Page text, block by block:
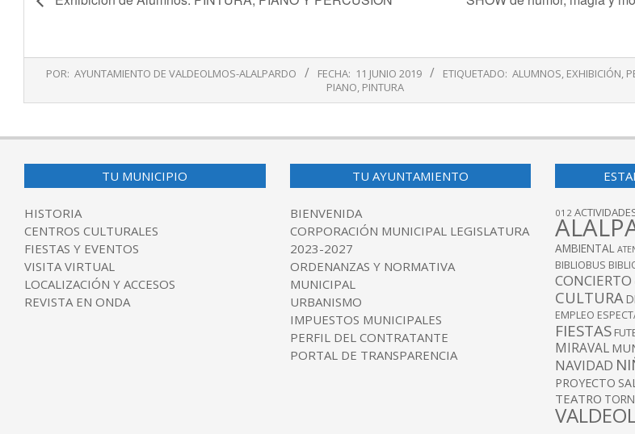
11
POR: AYUNTAMIENTO DE VALDEOLMOS-ALALPARDO FECHA: 11 JUNIO 2019 ETIQUETADO: ALUMNOS, EXHIBICIÓN,
PIANO, PINTURA
TU MUNICIPIO
HISTORIA
CENTROS CULTURALES
FIESTAS Y EVENTOS
VISITA VIRTUAL
LOCALIZACIÓN Y ACCESOS
REVISTA EN ONDA
TU AYUNTAMIENTO
BIENVENIDA
CORPORACIÓN MUNICIPAL LEGISLATURA
2023-2027
ORDENANZAS Y NORMATIVA
MUNICIPAL
URBANISMO
IMPUESTOS MUNICIPALES
PERFIL DEL CONTRATANTE
PORTAL DE TRANSPARENCIA
012
AMBIENTAL
BIBLIOBUS
CONCIERTO
CULTURA
EMPLEO
FIESTAS
MIRAVAL
NAVIDAD
PROYECTO
TEATRO